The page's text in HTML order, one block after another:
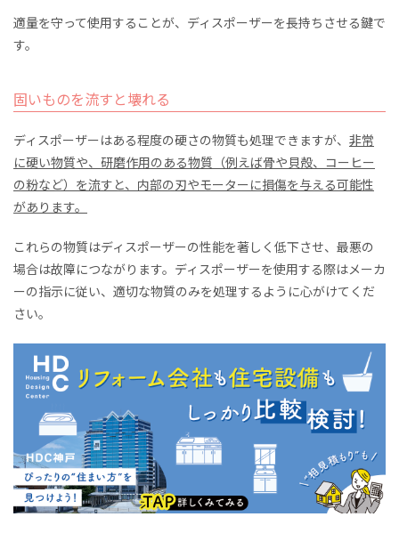
適量を守って使用することが、ディスポーザーを長持ちさせる鍵で
す。
固いものを流すと壊れる
ディスポーザーはある程度の硬さの物質も処理できますが、 非常
に硬い物質や、研磨作用のある物質（例えば骨や貝殻、コーヒー
の粉など）を流すと、内部の刃やモーターに損傷を与える可能性
があります。
これらの物質はディスポーザーの性能を著しく低下させ、最悪の
場合は故障につながります。ディスポーザーを使用する際はメーカ
ーの指示に従い、適切な物質のみを処理するように心がけてくだ
さい。